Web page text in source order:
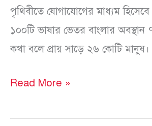
পৃথিবীতে যোগাযোগের মাধ্যম
১০০টি ভাষার ভেতর বাংলার
কথা বলে প্রায় সাড়ে ২৬ কোটি
Read More »